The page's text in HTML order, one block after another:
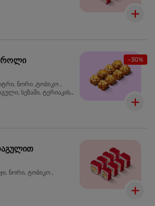
-30%
როლი
ნორი ,ტობიკო ,
სეზამი, ტერიაკის
ნორი, ტობიკო ,